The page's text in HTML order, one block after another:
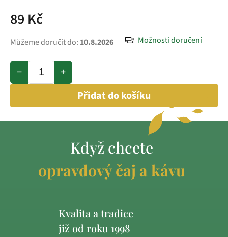
89 Kč
Můžeme doručit do: 10.8.2026 Možnosti doručení
+
−
Přidat do košíku
Když chcete
opravdový čaj a kávu
Kvalita a tradice
již od roku 1998